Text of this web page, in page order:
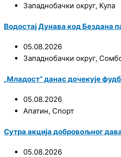
Западнобачки округ, Кула
Водостај Дунава код Бездана
05.08.2026
Западнобачки округ,
„Младост“ данас дочекује
05.08.2026
Апатин, Спорт
Сутра акција добровољног
05.08.2026